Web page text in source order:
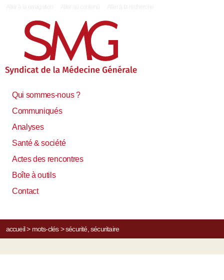
Qui sommes-nous ?
Communiqués
Analyses
Santé & société
Actes des rencontres
Boîte à outils
Contact
accueil> mots-clés> sécurité, sécuritaire